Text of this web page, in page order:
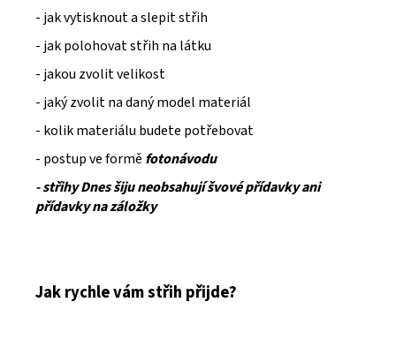
- jak vytisknout a slepit střih
- jak polohovat střih na látku
- jakou zvolit velikost
- jaký zvolit na daný model materiál
- kolik materiálu budete potřebovat
- postup ve formě fotonávodu
- střihy Dnes šiju neobsahují švové přídavky ani
přídavky na záložky
Jak rychle vám střih přijde?